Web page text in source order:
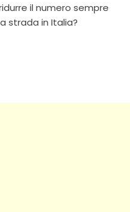
il numero sempre
strada in Italia?